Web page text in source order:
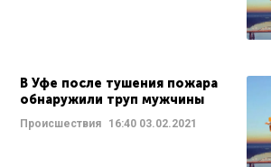
В Уфе после тушения пожара
обнаружили труп мужчины
Происшествия 16:40 03.02.2021